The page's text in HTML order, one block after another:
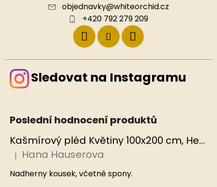
objednavky@whiteorchid.cz
+420 792 279 209
Sledovat na Instagramu
Poslední hodnocení produktů
Kašmírový pléd Květiny 100x200 cm, Hedvábný svět
Hodnocení produktu je 5 z 5 hvězdiček.
| Hana Hauserova
Nadherny kousek, včetně spony.